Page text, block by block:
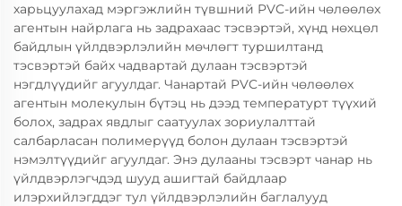
харьцуулахад мэргэжлийн түвшний PVC-ийн чөлөөлөх
агентын найрлага нь задрахаас тэсвэртэй, хүнд нөхцөл
байдлын үйлдвэрлэлийн мөчлөгт туршилтанд
тэсвэртэй байх чадвартай дулаан тэсвэртэй
нэгдлүүдийг агуулдаг. Чанартай PVC-ийн чөлөөлөх
агентын молекулын бүтэц нь дээд температурт түүхий
болох, задрах явдлыг саатуулах зориулалттай
салбарласан полимерүүд болон дулаан тэсвэртэй
нэмэлтүүдийг агуулдаг. Энэ дулааны тэсвэрт чанар нь
үйлдвэрлэгчдэд шууд ашигтай байдлаар
илэрхийлэгддэг тул үйлдвэрлэлийн баглалууд